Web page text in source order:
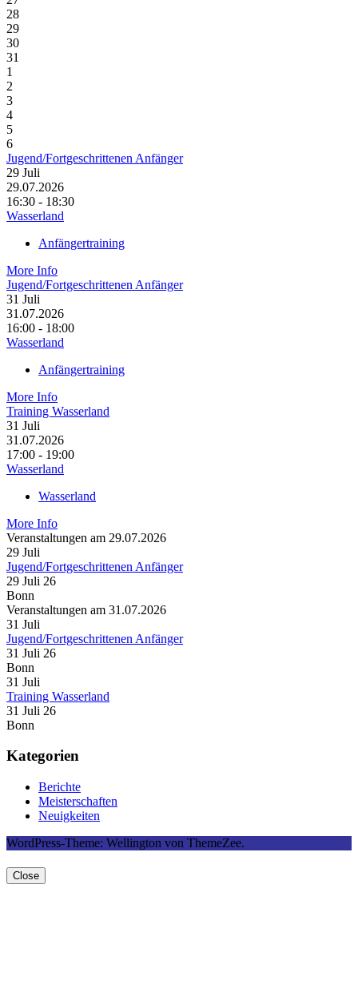
28
29
30
31
1
2
3
4
5
6
Jugend/Fortgeschrittenen Anfänger
29 Juli
29.07.2026
16:30 - 18:30
Wasserland
Anfängertraining
More Info
Jugend/Fortgeschrittenen Anfänger
31 Juli
31.07.2026
16:00 - 18:00
Wasserland
Anfängertraining
More Info
Training Wasserland
31 Juli
31.07.2026
17:00 - 19:00
Wasserland
Wasserland
More Info
Veranstaltungen am 29.07.2026
29 Juli
Jugend/Fortgeschrittenen Anfänger
29 Juli 26
Bonn
Veranstaltungen am 31.07.2026
31 Juli
Jugend/Fortgeschrittenen Anfänger
31 Juli 26
Bonn
31 Juli
Training Wasserland
31 Juli 26
Bonn
Kategorien
Berichte
Meisterschaften
Neuigkeiten
WordPress-Theme: Wellington von ThemeZee.
Close